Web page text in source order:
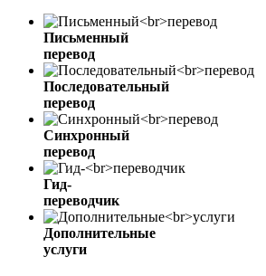
Письменный
перевод
Последовательный
перевод
Синхронный
перевод
Гид-
переводчик
Дополнительные
услуги